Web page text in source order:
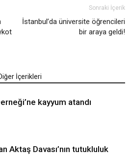
Sonraki İçerik
İstanbul’da üniversite öğrencileri
bir araya geldi!
İçerikleri
kayyum atandı
Aktaş Davası’nın tutukluluk